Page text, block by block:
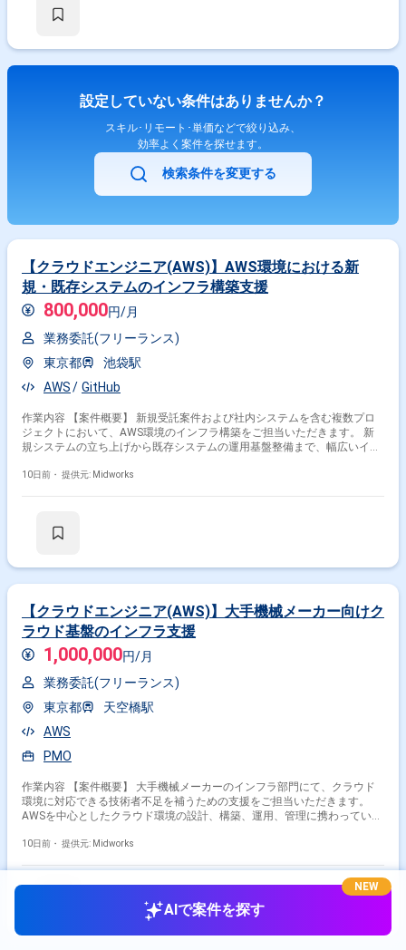
設定していない条件はありませんか？
スキル･リモート･単価などで絞り込み、
効率よく案件を探せます。
検索条件を変更する
【クラウドエンジニア(AWS)】AWS環境における新
規・既存システムのインフラ構築支援
800,000円/月
業務委託(フリーランス)
東京都
池袋駅
AWS
GitHub
作業内容 【案件概要】 新規受託案件および社内システムを含む複数プロ
ジェクトにおいて、AWS環境のインフラ構築をご担当いただきます。 新
規システムの立ち上げから既存システムの運用基盤整備まで、幅広いイン
ム基盤の設計・構築を推進していただきます。 クラウドインフラの構築・
改善および構築対応をご担当いただきます ・要件定義を含む上流工程支援
10日前・ 提供元: Midworks
【クラウドエンジニア(AWS)】大手機械メーカー向けク
ラウド基盤のインフラ支援
1,000,000円/月
業務委託(フリーランス)
東京都
天空橋駅
AWS
PMO
作業内容 【案件概要】 大手機械メーカーのインフラ部門にて、クラウド
環境に対応できる技術者不足を補うための支援をご担当いただきます。
AWSを中心としたクラウド環境の設計、構築、運用、管理に携わっていた
ス環境も利用しているプロジェクトです。 インフラ領域の技術支援から上
心としたクラウド環境の設計をご担当いただきます ・クラウド基盤の構
築、運用、管理をご担当いただきます ・AzureやOCIを含む環境の技術支
援を実施いただきます ・PMOおよび管理業務をご担当いただきます ・上
流工程を含めたプロジェクト推進をご担当いただきます
10日前・ 提供元: Midworks
AIで案件を探す
NEW